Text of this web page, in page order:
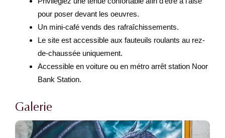
pour poser devant les oeuvres.
Un mini-café vends des rafraîchissements.
Le site est accessible aux fauteuils roulants au rez-
de-chaussée uniquement.
Accessible en voiture ou en métro arrêt station Noor
Bank Station.
Galerie